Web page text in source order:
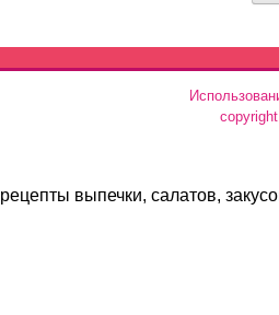
рецепты выпечки, салатов,